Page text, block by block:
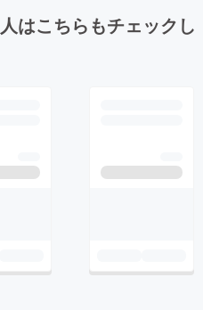
はこちらもチェックし